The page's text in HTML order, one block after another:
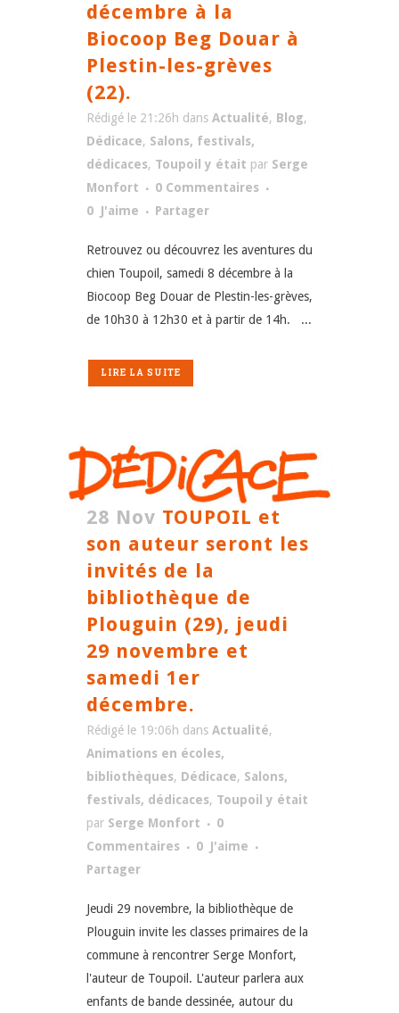
décembre à la
Biocoop Beg Douar à
Plestin-les-grèves
(22).
Rédigé le 21:26h dans Actualité, Blog,
Dédicace, Salons, festivals,
dédicaces, Toupoil y était par Serge
Monfort
0 Commentaires
0 J'aime Partager
Retrouvez ou découvrez les aventures du
chien Toupoil, samedi 8 décembre à la
Biocoop Beg Douar de Plestin-les-grèves,
de 10h30 à 12h30 et à partir de 14h. ...
LIRE LA SUITE
28 Nov TOUPOIL et
son auteur seront les
invités de la
bibliothèque de
Plouguin (29), jeudi
29 novembre et
samedi 1er
décembre.
Rédigé le 19:06h dans Actualité,
Animations en écoles,
bibliothèques, Dédicace, Salons,
festivals, dédicaces, Toupoil y était
par Serge Monfort
0
Commentaires
0 J'aime
Partager
Jeudi 29 novembre, la bibliothèque de
Plouguin invite les classes primaires de la
commune à rencontrer Serge Monfort,
l'auteur de Toupoil. L'auteur parlera aux
enfants de bande dessinée, autour du